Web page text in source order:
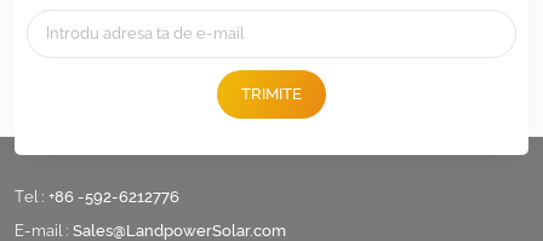
TRIMITE
Tel : +86 -592-6212776
E-mail : Sales@LandpowerSolar.com